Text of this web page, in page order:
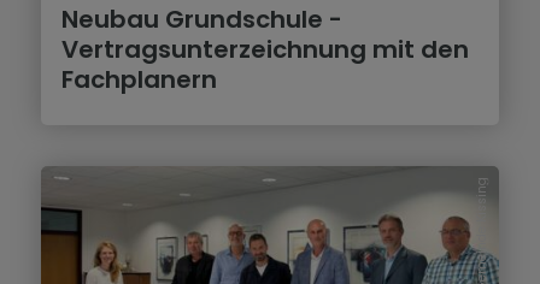
Neubau Grundschule -
Vertragsunterzeichnung mit den
Fachplanern
Gemeinde Kissing